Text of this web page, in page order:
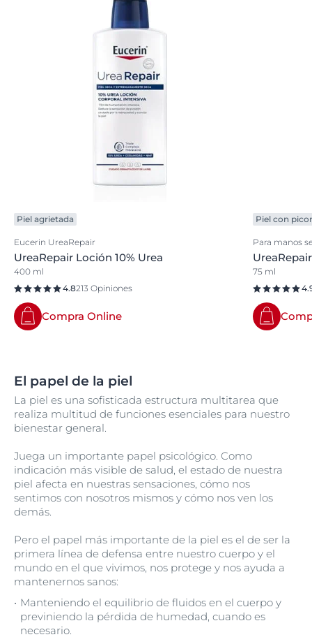
Piel agrietada
Eucerin UreaRepair
UreaRepair Loción 10% Urea
400 ml
4.8213 Opiniones
Compra Online
Piel con picor
Para manos
75 ml
El papel de la piel
La piel es una sofisticada estructura multitarea que
realiza multitud de funciones esenciales para nuestro
bienestar general.
Juega un importante papel psicológico. Como
indicación más visible de salud, el estado de nuestra
piel afecta en nuestras sensaciones, cómo nos
sentimos con nosotros mismos y cómo nos ven los
demás.
Pero el papel más importante de la piel es el de ser la
primera línea de defensa entre nuestro cuerpo y el
mundo en el que vivimos, nos protege y nos ayuda a
mantenernos sanos:
Manteniendo el equilibrio de fluidos en el cuerpo y
previniendo la pérdida de humedad, cuando es
necesario.